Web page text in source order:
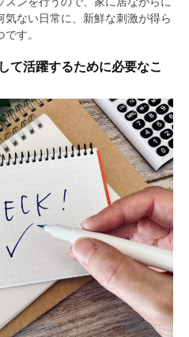
気ない日常に、新鮮な刺激が得ら
す。
て活躍するために必要なこ